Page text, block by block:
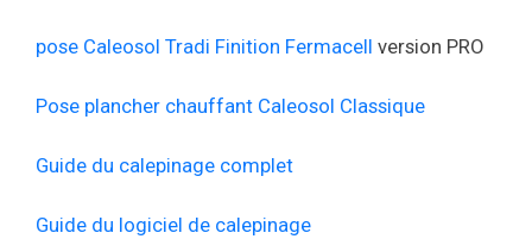
pose Caleosol Tradi Finition Fermacell version PRO
Pose plancher chauffant Caleosol Classique
Guide du calepinage complet
Guide du logiciel de calepinage